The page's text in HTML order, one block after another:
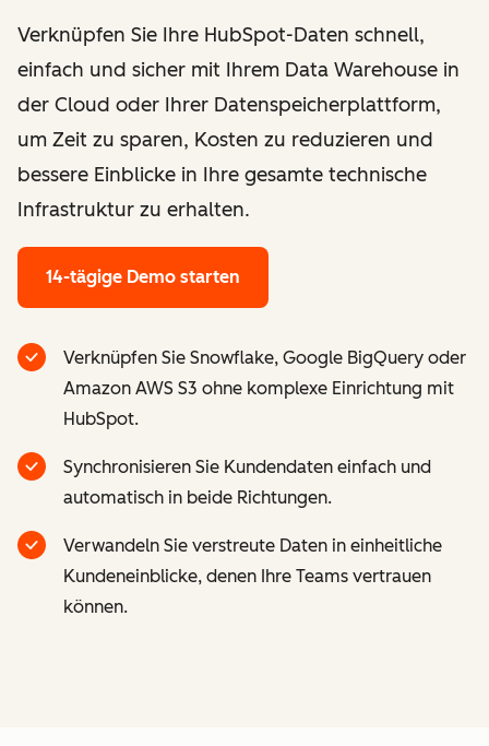
Verknüpfen Sie Ihre HubSpot-Daten schnell,
einfach und sicher mit Ihrem Data Warehouse in
der Cloud oder Ihrer Datenspeicherplattform,
um Zeit zu sparen, Kosten zu reduzieren und
bessere Einblicke in Ihre gesamte technische
Infrastruktur zu erhalten.
14-tägige Demo starten
Verknüpfen Sie Snowflake, Google BigQuery oder
Amazon AWS S3 ohne komplexe Einrichtung mit
HubSpot.
Synchronisieren Sie Kundendaten einfach und
automatisch in beide Richtungen.
Verwandeln Sie verstreute Daten in einheitliche
Kundeneinblicke, denen Ihre Teams vertrauen
können.